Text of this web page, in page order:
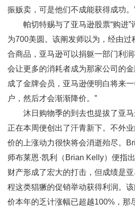
振贩卖，可是他们不成能获得成功。
帕切特赐与了亚马逊股票“购进
为700美圆。该阐发师以为，经由过
合商品，亚马逊可以捐躯一部门利
会让更多的消耗者成为那家公司的金
成了金牌会员，亚马逊便明白将来
户，然后才会渐渐降价。”
沐日购物季的到去也提拔了亚
正在本周便创出了汗青新下。不外
价的上涨动力很快将会消逝殆尽。
师布莱恩·凯利（Brian Kelly）便指
财产形成了宏大的打击，但成绩是
程这类猖獗的促销举动获得利润。
价本年的乏计涨幅已超越100%，那